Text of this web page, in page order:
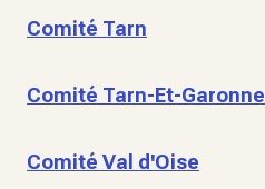
Comité Tarn
Comité Tarn-Et-Garonne
Comité Val d'Oise